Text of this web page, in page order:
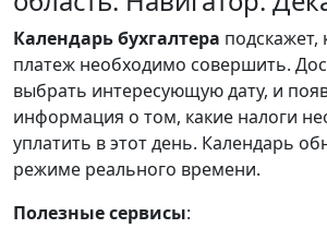
Календарьбухгалтера подскажет,
платеж необходимо совершить.
выбрать интересующую дату, и
информация о том, какие налоги
уплатить в этот день. Календарь
режиме реального времени.
Полезные сервисы: